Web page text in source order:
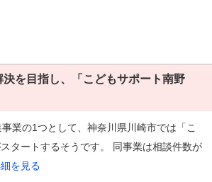
を目指し、「こどもサポート南野
業の1つとして、神奈川県川崎市では「こ
タートするそうです。 同事業は相談件数が
を見る